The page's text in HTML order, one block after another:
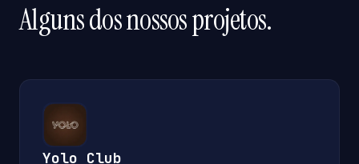
Alguns dos nossos projetos.
Yolo Club